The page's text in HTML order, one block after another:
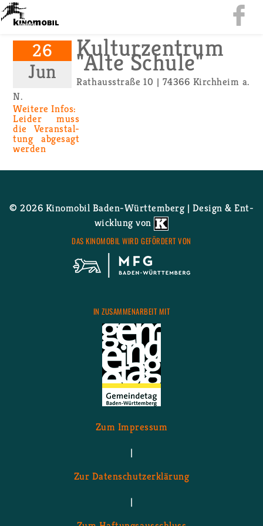
26
Jun
Kul­tur­zen­trum
"Alte Schu­le"
Rat­haus­stra­ße 10 | 74366 Kirch­heim a.
N.
Wei­te­re Infos:
Lei­der muss
die Ver­an­stal­
tung ab­ge­sagt
wer­den
© 2026 Ki­no­mo­bil Ba­den-Würt­tem­berg | De­sign & Ent­
wick­lung von
DAS KI­NO­MO­BIL WIRD GE­FÖR­DERT VON
IN ZU­SAM­MEN­AR­BEIT MIT
Zum Im­pres­sum
|
Zur Da­ten­schutz­er­klä­rung
|